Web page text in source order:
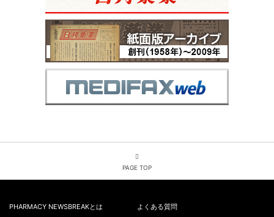
PAGE TOP
PHARMACY NEWSBREAKとは よくある質問